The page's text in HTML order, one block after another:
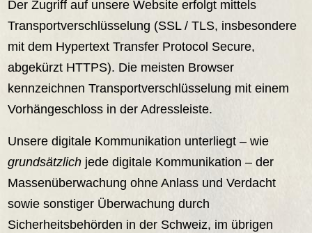
Der Zugriff auf unsere Website erfolgt mittels
Transportverschlüsselung (SSL / TLS, insbesondere
mit dem Hypertext Transfer Protocol Secure,
abgekürzt HTTPS). Die meisten Browser
kennzeichnen Transportverschlüsselung mit einem
Vorhängeschloss in der Adressleiste.
Unsere digitale Kommunikation unterliegt – wie
grundsätzlich jede digitale Kommunikation – der
Massenüberwachung ohne Anlass und Verdacht
sowie sonstiger Überwachung durch
Sicherheitsbehörden in der Schweiz, im übrigen